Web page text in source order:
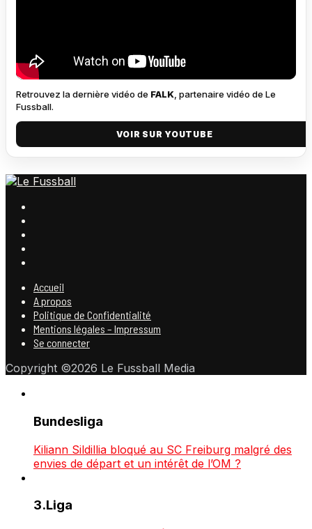
Retrouvez la dernière vidéo de FALK, partenaire vidéo de Le
Fussball.
VOIR SUR YOUTUBE
Accueil
A propos
Politique de Confidentialité
Mentions légales – Impressum
Se connecter
Copyright ©2026 Le Fussball Media
Bundesliga
Kiliann Sildillia bloqué au SC Freiburg malgré des
envies de départ et un intérêt de l’OM ?
3.Liga